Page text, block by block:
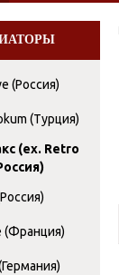
(Россия)
(Турция)
(ex. Retro
(Франция)